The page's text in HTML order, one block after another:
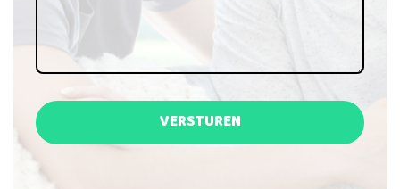
VERSTUREN